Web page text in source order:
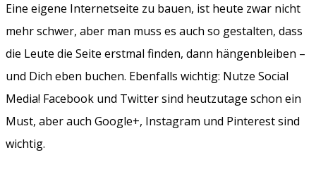
Eine eigene Internetseite zu bauen, ist heute zwar nicht
mehr schwer, aber man muss es auch so gestalten, dass
die Leute die Seite erstmal finden, dann hängenbleiben –
und Dich eben buchen. Ebenfalls wichtig: Nutze Social
Media! Facebook und Twitter sind heutzutage schon ein
Must, aber auch Google+, Instagram und Pinterest sind
wichtig.